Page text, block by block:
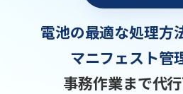
電池の最適な処理方
マニフェスト管
事務作業まで代行